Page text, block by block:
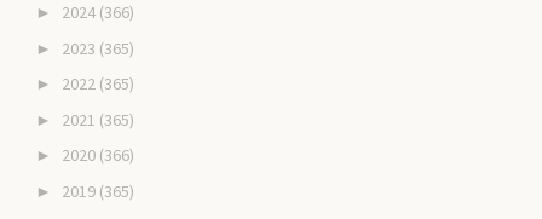
► 2024 (366)
► 2023 (365)
► 2022 (365)
► 2021 (365)
► 2020 (366)
► 2019 (365)